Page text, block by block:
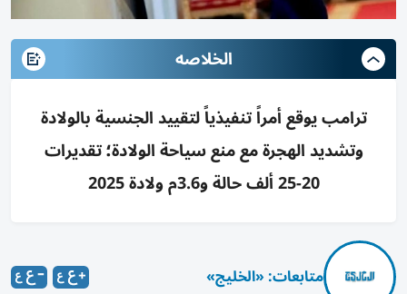
الخلاصه
ترامب يوقع أمراً تنفيذياً لتقييد الجنسية بالولادة
وتشديد الهجرة مع منع سياحة الولادة؛ تقديرات
20-25 ألف حالة و3.6م ولادة 2025
متابعات: «الخليج»